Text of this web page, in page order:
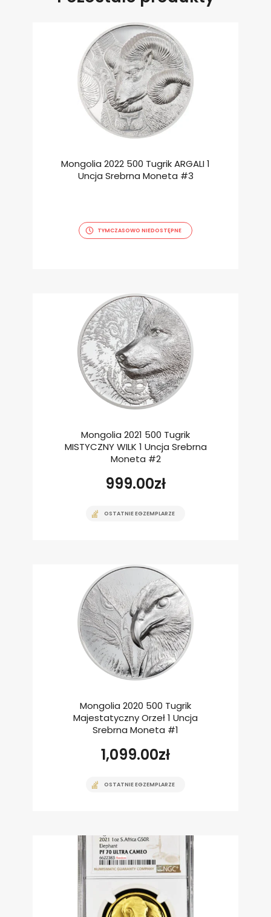
Mongolia 2022 500 Tugrik ARGALI 1
Uncja Srebrna Moneta #3
TYMCZASOWO NIEDOSTĘPNE
Mongolia 2021 500 Tugrik
MISTYCZNY WILK 1 Uncja Srebrna
Moneta #2
999.00zł
OSTATNIE EGZEMPLARZE
Mongolia 2020 500 Tugrik
Majestatyczny Orzeł 1 Uncja
Srebrna Moneta #1
1,099.00zł
OSTATNIE EGZEMPLARZE